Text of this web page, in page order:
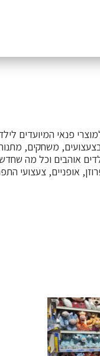
משחקים, מתנות
אוהבים וכל מה